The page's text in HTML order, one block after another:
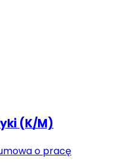
(K/M)
o pracę